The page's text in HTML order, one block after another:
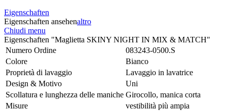
Eigenschaften
Eigenschaften ansehenaltro
Chiudi menu
Eigenschaften "Maglietta SKINY NIGHT IN MIX & MATCH"
Numero Ordine
083243-0500.S
Colore
Bianco
Proprietà di lavaggio
Lavaggio in lavatrice
Design & Motivo
Uni
Scollatura e lunghezza delle maniche Girocollo, manica corta
Misure
vestibilità più ampia